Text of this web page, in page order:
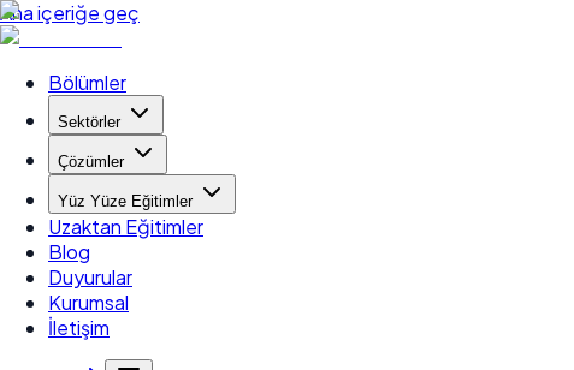
Ana içeriğe geç
Bölümler
Sektörler
Çözümler
Yüz Yüze Eğitimler
Uzaktan Eğitimler
Blog
Duyurular
Kurumsal
İletişim